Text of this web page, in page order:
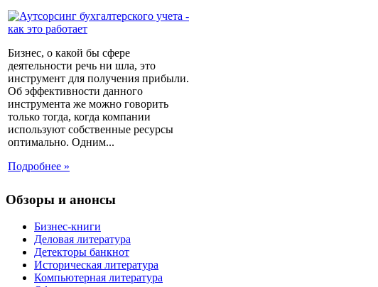
Бизнес, о какой бы сфере
деятельности речь ни шла, это
инструмент для получения прибыли.
Об эффективности данного
инструмента же можно говорить
только тогда, когда компании
используют собственные ресурсы
оптимально. Одним...
Подробнее »
Обзоры и анонсы
Бизнес-книги
Деловая литература
Детекторы банкнот
Историческая литература
Компьютерная литература